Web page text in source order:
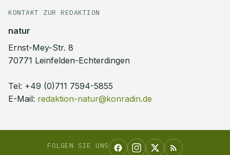
KONTAKT ZUR REDAKTION
natur
Ernst-Mey-Str. 8
70771 Leinfelden-Echterdingen
Tel: +49 (0)711 7594-5855
E-Mail: redaktion-natur@konradin.de
FOLGEN SIE UNS